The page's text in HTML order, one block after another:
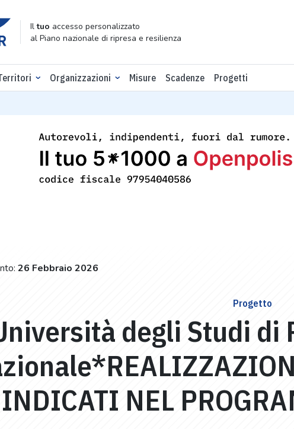
Iltuo accesso personalizzato
al Piano nazionale di ripresa e resilienza
Organizzazioni Misure Scadenze Progetti
26 Febbraio 2026
Progetto
degli Studi di
INDICATI NEL